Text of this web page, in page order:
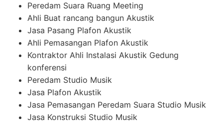
Peredam Suara Ruang Meeting
Ahli Buat rancang bangun Akustik
Jasa Pasang Plafon Akustik
Ahli Pemasangan Plafon Akustik
Kontraktor Ahli Instalasi Akustik Gedung
konferensi
Peredam Studio Musik
Jasa Plafon Akustik
Jasa Pemasangan Peredam Suara Studio Musik
Jasa Konstruksi Studio Musik